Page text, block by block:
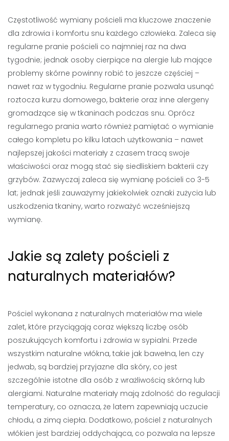
Częstotliwość wymiany pościeli ma kluczowe znaczenie
dla zdrowia i komfortu snu każdego człowieka. Zaleca się
regularne pranie pościeli co najmniej raz na dwa
tygodnie; jednak osoby cierpiące na alergie lub mające
problemy skórne powinny robić to jeszcze częściej –
nawet raz w tygodniu. Regularne pranie pozwala usunąć
roztocza kurzu domowego, bakterie oraz inne alergeny
gromadzące się w tkaninach podczas snu. Oprócz
regularnego prania warto również pamiętać o wymianie
całego kompletu po kilku latach użytkowania – nawet
najlepszej jakości materiały z czasem tracą swoje
właściwości oraz mogą stać się siedliskiem bakterii czy
grzybów. Zazwyczaj zaleca się wymianę pościeli co 3-5
lat; jednak jeśli zauważymy jakiekolwiek oznaki zużycia lub
uszkodzenia tkaniny, warto rozważyć wcześniejszą
wymianę.
Jakie są zalety pościeli z
naturalnych materiałów?
Pościel wykonana z naturalnych materiałów ma wiele
zalet, które przyciągają coraz większą liczbę osób
poszukujących komfortu i zdrowia w sypialni. Przede
wszystkim naturalne włókna, takie jak bawełna, len czy
jedwab, są bardziej przyjazne dla skóry, co jest
szczególnie istotne dla osób z wrażliwością skórną lub
alergiami. Naturalne materiały mają zdolność do regulacji
temperatury, co oznacza, że latem zapewniają uczucie
chłodu, a zimą ciepła. Dodatkowo, pościel z naturalnych
włókien jest bardziej oddychająca, co pozwala na lepsze